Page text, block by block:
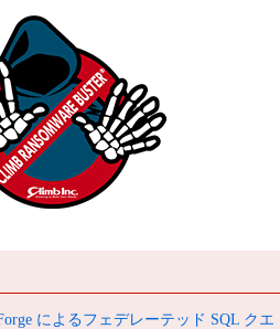
によるフェデレーテッド SQL クエ